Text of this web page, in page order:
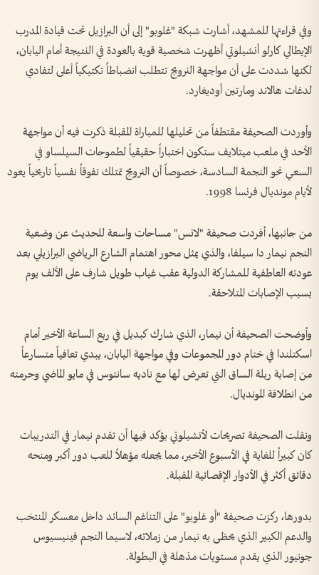
وفي قراءتها للمشهد، أشارت شبكة "غلوبو" إلى أن البرازيل تحت قيادة المدرب
الإيطالي كارلو أنشيلوتي أظهرت شخصية قوية بالعودة في النتيجة أمام اليابان،
لكنها شددت على أن مواجهة النرويج تتطلب انضباطاً تكتيكياً أعلى لتفادي
لدغات هالاند ومارتين أوديغارد.
وأوردت الصحيفة مقتطفاً من تحليلها للمباراة المقبلة ذكرت فيه أن مواجهة
الأحد في ملعب ميتلايف ستكون اختباراً حقيقياً لطموحات السيلساو في
السعي نحو النجمة السادسة، خصوصاً أن النرويج تمتلك تفوقاً نفسياً تاريخياً يعود
لأيام مونديال فرنسا 1998.
من جانبها، أفردت صحيفة "لانس" مساحات واسعة للحديث عن وضعية
النجم نيمار دا سيلفا، والذي يمثل محور اهتمام الشارع الرياضي البرازيلي بعد
عودته العاطفية للمشاركة الدولية عقب غياب طويل شارف على الألف يوم
بسبب الإصابات المتلاحقة.
وأوضحت الصحيفة أن نيمار، الذي شارك كبديل في ربع الساعة الأخير أمام
اسكتلندا في ختام دور المجموعات وفي مواجهة اليابان، يبدي تعافياً متسارعاً
من إصابة ربلة الساق التي تعرض لها مع ناديه سانتوس في مايو الماضي وحرمته
من انطلاقة المونديال.
ونقلت الصحيفة تصريحات لأنشيلوتي يؤكد فيها أن تقدم نيمار في التدريبات
كان كبيراً للغاية في الأسبوع الأخير، مما يجعله مؤهلاً للعب دور أكبر ومنحه
دقائق أكثر في الأدوار الإقصائية المقبلة.
بدورها، ركزت صحيفة "أو غلوبو" على التناغم السائد داخل معسكر المنتخب
والدعم الكبير الذي يحظى به نيمار من زملائه، لاسيما النجم فينيسيوس
جونيور الذي يقدم مستويات مذهلة في البطولة.